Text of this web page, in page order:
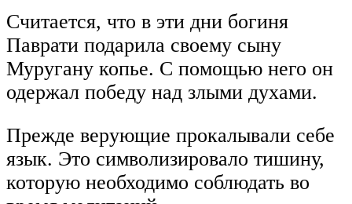
Считается, что в эти дни богиня
Паврати подарила своему сыну
Муругану копье. С помощью него он
одержал победу над злыми духами.
Прежде верующие прокалывали себе
язык. Это символизировало тишину,
которую необходимо соблюдать во